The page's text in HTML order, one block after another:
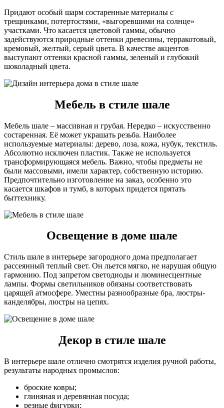
Придают особый шарм состаренные материалы с
трещинками, потертостями, «выгоревшими на солнце»
участками. Что касается цветовой гаммы, обычно
задействуются природные оттенки древесины, терракотовый,
кремовый, желтый, серый цвета. В качестве акцентов
выступают оттенки красной гаммы, зеленый и глубокий
шоколадный цвета.
Мебель в стиле шале
Мебель шале – массивная и грубая. Нередко – искусственно
состаренная. Её может украшать резьба. Наиболее
используемые материалы: дерево, лоза, кожа, нубук, текстиль.
Абсолютно исключен пластик. Также не используется
трансформирующаяся мебель. Важно, чтобы предметы не
были массовыми, имели характер, собственную историю.
Предпочтительно изготовление на заказ, особенно это
касается шкафов и тумб, в которых придется прятать
быттехнику.
Освещение в доме шале
Стиль шале в интерьере загородного дома предполагает
рассеянный теплый свет. Он льется мягко, не нарушая общую
гармонию. Под запретом светодиоды и люминесцентные
лампы. Формы светильников обязаны соответствовать
царящей атмосфере. Уместны разнообразные бра, люстры-
канделябры, люстры на цепях.
Декор в стиле шале
В интерьере шале отлично смотрятся изделия ручной работы,
результаты народных промыслов:
броские ковры;
глиняная и деревянная посуда;
резные фигурки;